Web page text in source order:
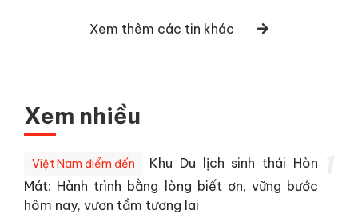
Xem thêm các tin khác
Xem nhiều
Việt Nam điểm đến
Khu Du lịch sinh thái Hòn
Mát: Hành trình bằng lòng biết ơn, vững bước
hôm nay, vươn tầm tương lai